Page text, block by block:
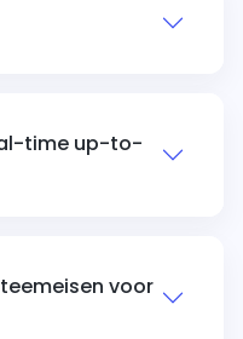
time up-to-
voor